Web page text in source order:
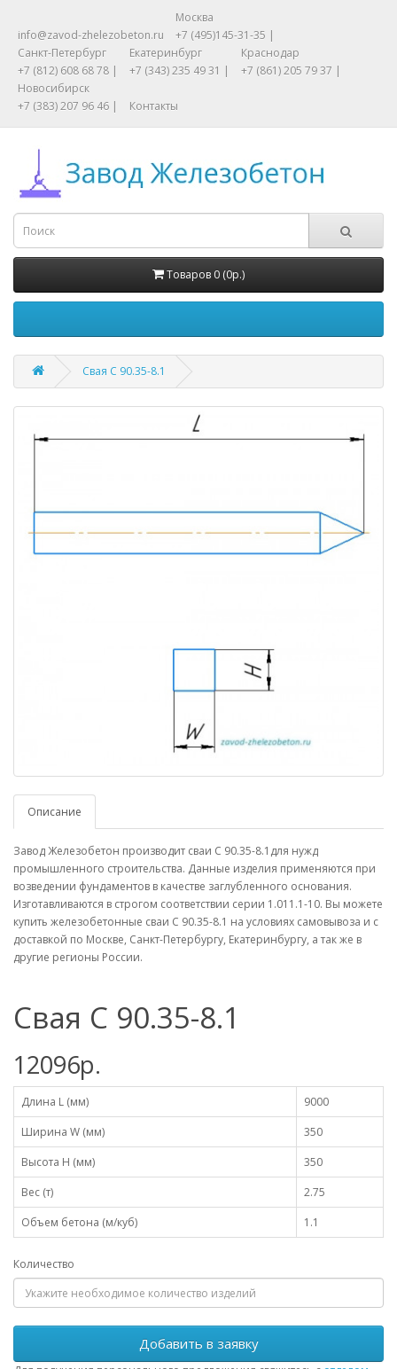
info@zavod-zhelezobeton.ru
Москва
+7 (495)145-31-35 |
Санкт-Петербург
+7 (812) 608 68 78 |
Екатеринбург
+7 (343) 235 49 31 |
Краснодар
+7 (861) 205 79 37 |
Новосибирск
+7 (383) 207 96 46 |
Контакты
Товаров 0 (0р.)
Свая С 90.35-8.1
Описание
Завод Железобетон производит сваи С 90.35-8.1для нужд
промышленного строительства. Данные изделия применяются при
возведении фундаментов в качестве заглубленного основания.
Изготавливаются в строгом соответствии серии 1.011.1-10. Вы можете
купить железобетонные сваи С 90.35-8.1 на условиях самовывоза и с
доставкой по Москве, Санкт-Петербургу, Екатеринбургу, а так же в
другие регионы России.
Свая С 90.35-8.1
12096р.
Длина L (мм)
9000
Ширина W (мм)
350
Высота H (мм)
350
Вес (т)
2.75
Объем бетона (м/куб)
1.1
Количество
Добавить в заявку